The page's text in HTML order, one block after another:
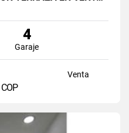
4
Garaje
Venta
COP